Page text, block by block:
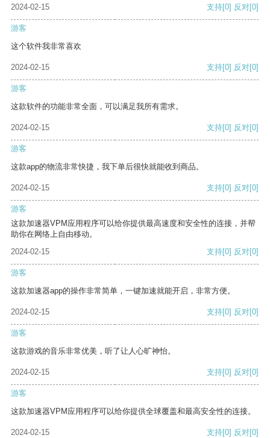
2024-02-15 支持[0] 反对[0]
游客
这个软件我非常喜欢
2024-02-15 支持[0] 反对[0]
游客
这款软件的功能非常全面，可以满足我所有需求。
2024-02-15 支持[0] 反对[0]
游客
这款app的物流非常快捷，我下单后很快就能收到商品。
2024-02-15 支持[0] 反对[0]
游客
这款加速器VPM应用程序可以给你提供最高速度和安全性的连接，并帮
助你在网络上自由移动。
2024-02-15
支持[0] 反对[0]
游客
这款加速器app的操作非常简单，一键加速就能开启，非常方便。
2024-02-15 支持[0] 反对[0]
游客
这款游戏的音乐非常优美，听了让人心旷神怡。
2024-02-15 支持[0] 反对[0]
游客
这款加速器VPM应用程序可以给你提供全球覆盖和最高安全性的连接。
2024-02-15 支持[0] 反对[0]